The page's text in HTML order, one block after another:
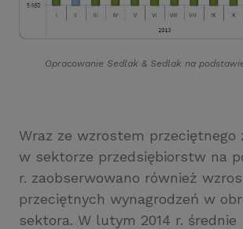
Opracowanie Sedlak & Sedlak na
Wraz ze wzrostem przeciętnego
w sektorze przedsiębiorstw na
r. zaobserwowano również
przeciętnych wynagrodzeń w
sektora. W lutym 2014 r. średnie